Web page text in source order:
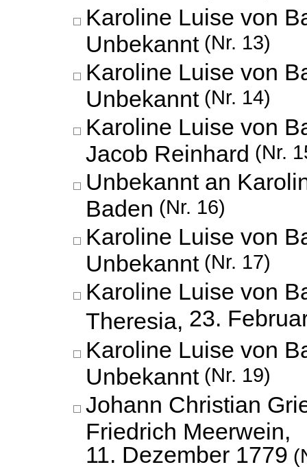
Karoline Luise von
Unbekannt (Nr. 13)
Karoline Luise von
Unbekannt (Nr. 14)
Karoline Luise von
Jacob Reinhard (Nr.
Unbekannt an
Baden (Nr. 16)
Karoline Luise von
Unbekannt (Nr. 17)
Karoline Luise von
Theresia, 23.
Karoline Luise von
Unbekannt (Nr. 19)
Johann Christian
Friedrich Meerwein,
11. Dezember 1779